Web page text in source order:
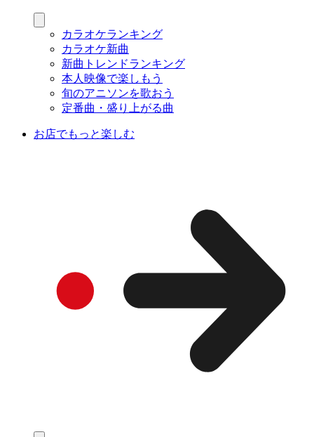
カラオケランキング
カラオケ新曲
新曲トレンドランキング
本人映像で楽しもう
旬のアニソンを歌おう
定番曲・盛り上がる曲
お店でもっと楽しむ